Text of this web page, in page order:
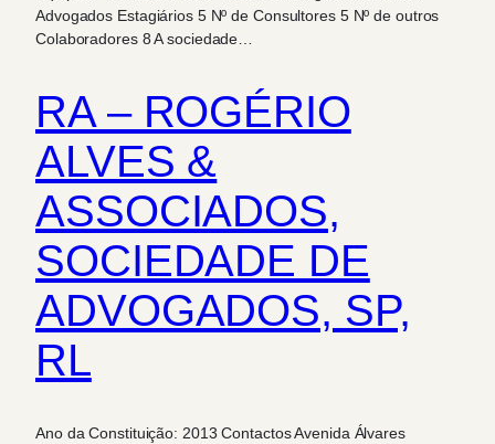
Advogados Estagiários 5 Nº de Consultores 5 Nº de outros
Colaboradores 8 A sociedade…
RA – ROGÉRIO
ALVES &
ASSOCIADOS,
SOCIEDADE DE
ADVOGADOS, SP,
RL
Ano da Constituição: 2013 Contactos Avenida Álvares